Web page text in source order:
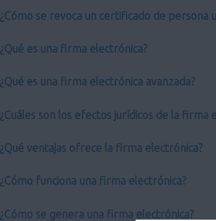
¿Cómo se revoca un certificado de persona
¿Qué es una firma electrónica?
¿Qué es una firma electrónica avanzada?
¿Cuáles son los efectos jurídicos de la firma
¿Qué ventajas ofrece la firma electrónica?
¿Cómo funciona una firma electrónica?
¿Cómo se genera una firma electrónica?